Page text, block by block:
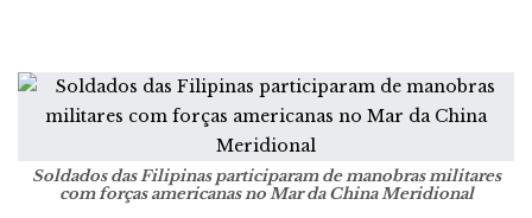
Soldados das Filipinas participaram de manobras militares
com forças americanas no Mar da China Meridional